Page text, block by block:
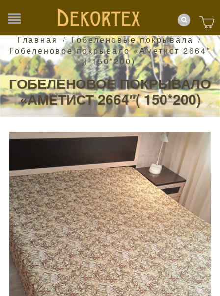
Главная / Гобеленовые покрывала /
Гобеленовое покрывало «Аметист 2664″
( 150*200)
ГОБЕЛЕНОВОЕ ПОКРЫВАЛО
«АМЕТИСТ 2664″( 150*200)